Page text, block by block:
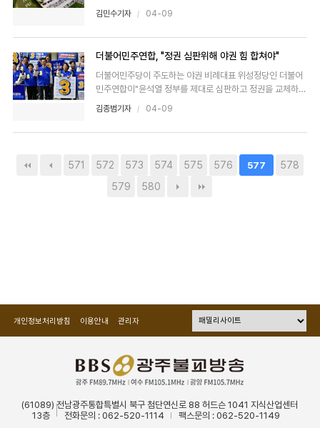
김민수기자 04-09
더불어민주연합, "정권 심판위해 야권 힘 합쳐야"
더불어민주당이 주도하는 야권 비례대표 위성정당인 더불어
민주연합이"윤석열 정부를 제대로 심판하고 정권을 교체하려
면 야권 모두..
김종범기자 04-09
571 572 573 574 575 576 577
578
579
580
개인정보처리방침 이용안내 관리자
(61089) 전남광주통합특별시 북구 첨단연신로 88 허드슨 1041 지식산업센터
13층
전화문의 : 062-520-1114 팩스문의 : 062-520-1149